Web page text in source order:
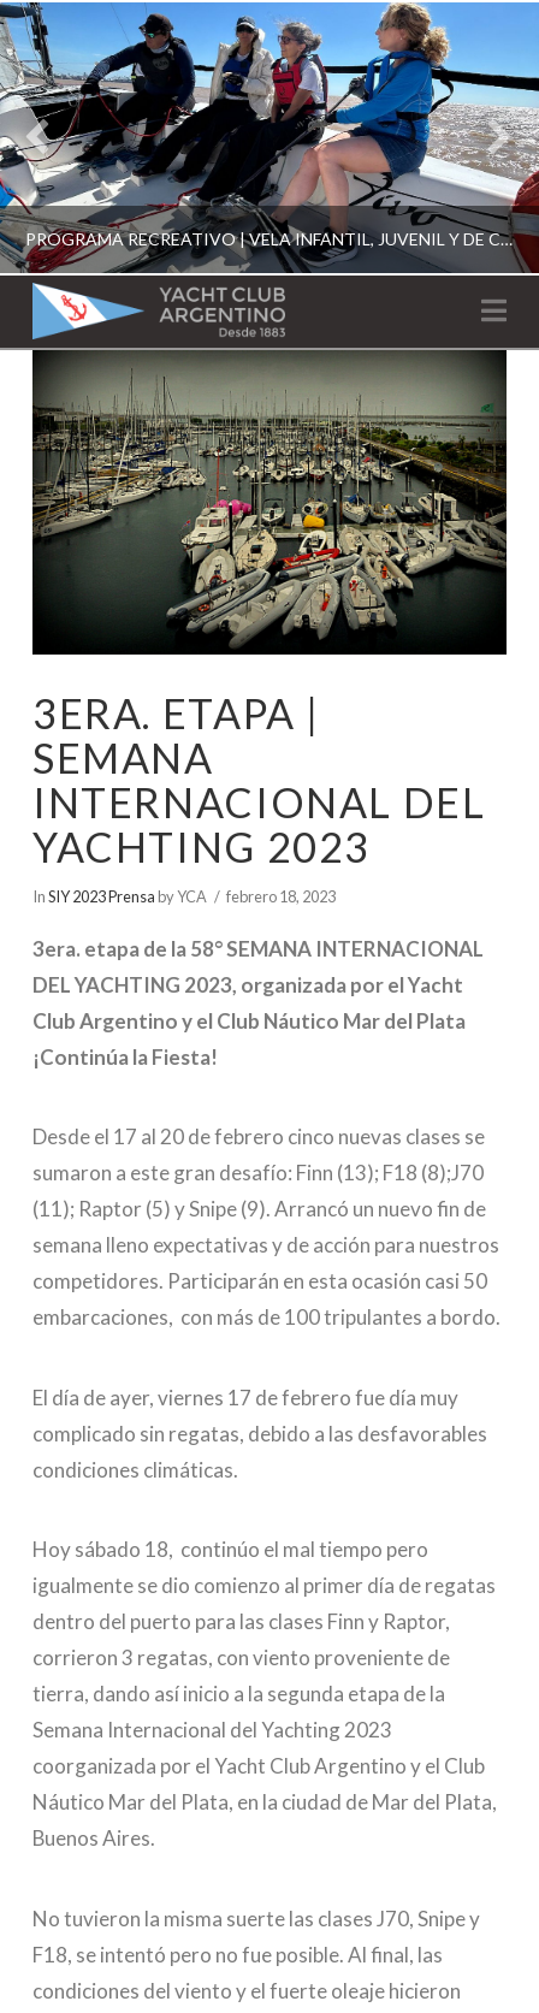
PROGRAMA RECREATIVO | VELA INFANTIL, JUVENIL Y DE CRUCERO 2026
YCA
ESCUELA RECREATIVA 2026
YACHT
CLUB
ARGENTINO
3ERA. ETAPA |
SEMANA
INTERNACIONAL DEL
YACHTING 2023
InSIY 2023 Prensa by YCA febrero 18, 2023
3era. etapa de la 58° SEMANA INTERNACIONAL
DEL YACHTING 2023, organizada por el Yacht
Club Argentino y el Club Náutico Mar del Plata
¡Continúa la Fiesta!
Desde el 17 al 20 de febrero cinco nuevas clases se
sumaron a este gran desafío: Finn (13); F18 (8);J70
(11); Raptor (5) y Snipe (9). Arrancó un nuevo fin de
semana lleno expectativas y de acción para nuestros
competidores. Participarán en esta ocasión casi 50
embarcaciones, con más de 100 tripulantes a bordo.
El día de ayer, viernes 17 de febrero fue día muy
complicado sin regatas, debido a las desfavorables
condiciones climáticas.
Hoy sábado 18, continúo el mal tiempo pero
igualmente se dio comienzo al primer día de regatas
dentro del puerto para las clases Finn y Raptor,
corrieron 3 regatas, con viento proveniente de
tierra, dando así inicio a la segunda etapa de la
Semana Internacional del Yachting 2023
coorganizada por el Yacht Club Argentino y el Club
Náutico Mar del Plata, en la ciudad de Mar del Plata,
Buenos Aires.
No tuvieron la misma suerte las clases J70, Snipe y
F18, se intentó pero no fue posible. Al final, las
condiciones del viento y el fuerte oleaje hicieron